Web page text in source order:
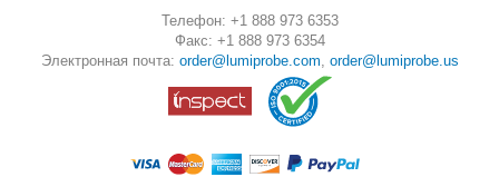
Телефон: +1 888 973 6353
Факс: +1 888 973 6354
Электронная почта: order@lumiprobe.com, order@lumiprobe.us